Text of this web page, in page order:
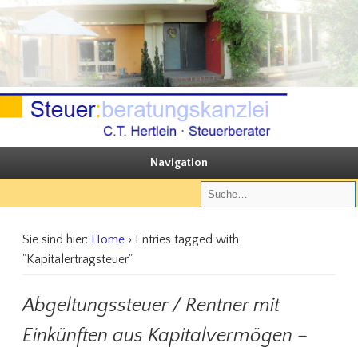
Steuerberatungskanzlei C.T. Hertlein
Sie steuern, wir beraten
Navigation
Sie sind hier: Home› Entries tagged with
"Kapitalertragsteuer"
Abgeltungssteuer / Rentner mit
Einkünften aus Kapitalvermögen –